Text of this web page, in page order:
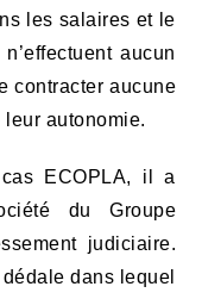
les salaires et le
aucun
contracter aucune
autonomie.
ECOPLA, il a
du Groupe
judiciaire.
dans lequel